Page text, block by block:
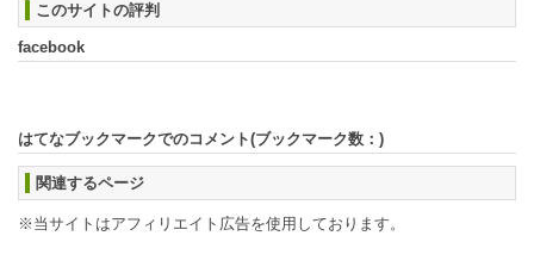
このサイトの評判
facebook
はてなブックマークでのコメント(ブックマーク数： )
関連するページ
※当サイトはアフィリエイト広告を使用しております。